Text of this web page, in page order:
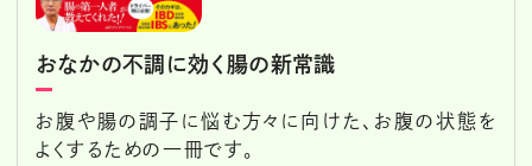
おなかの不調に効く腸の新常識
お腹や腸の調子に悩む方々に向けた、お腹の状態を
よくするための一冊です。